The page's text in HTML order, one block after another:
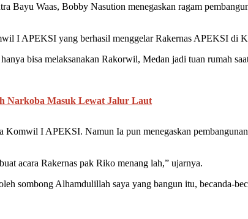
Waas, Bobby Nasution menegaskan ragam
I APEKSI yang berhasil menggelar Rakernas APEKSI di
bisa melaksanakan Rakorwil, Medan jadi tuan rumah
Narkoba Masuk Lewat Jalur Laut
I APEKSI. Namun Ia pun menegaskan
acara Rakernas pak Riko menang lah,” ujarnya.
sombong Alhamdulillah saya yang bangun itu, becanda-